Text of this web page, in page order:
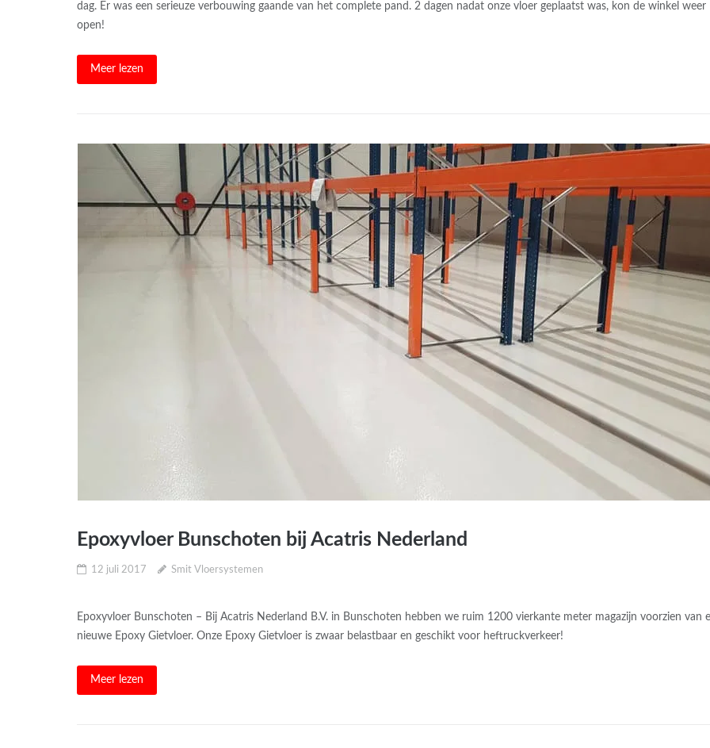
dag. Er was een serieuze verbouwing gaande van het complete pand. 2 dagen nadat onze vloer geplaatst was, kon de winkel weer
open!
Meer lezen
Epoxyvloer Bunschoten bij Acatris Nederland
12 juli 2017 Smit Vloersystemen
Epoxyvloer Bunschoten – Bij Acatris Nederland B.V. in Bunschoten hebben we ruim 1200 vierkante meter magazijn voorzien van
nieuwe Epoxy Gietvloer. Onze Epoxy Gietvloer is zwaar belastbaar en geschikt voor heftruckverkeer!
Meer lezen